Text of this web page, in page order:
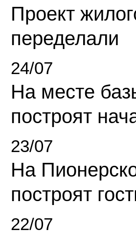
Проект
переделали
24/07
На месте
построят
23/07
На
построят
22/07